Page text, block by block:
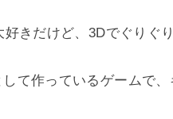
好きだけど、3Dでぐりぐ
て作っているゲームで